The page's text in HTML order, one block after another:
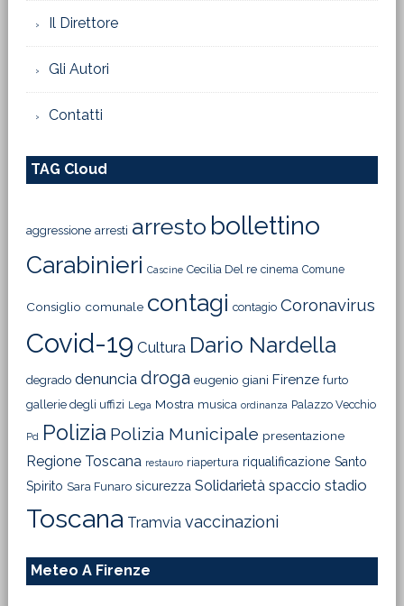
Il Direttore
Gli Autori
Contatti
TAG Cloud
aggressione arresti arresto bollettino
Carabinieri Cascine Cecilia Del re cinema Comune
Consiglio comunale contagi contagio Coronavirus
Covid-19 Cultura Dario Nardella
degrado denuncia droga eugenio giani Firenze furto
gallerie degli uffizi Lega Mostra musica ordinanza Palazzo Vecchio
Pd Polizia Polizia Municipale presentazione
Regione Toscana restauro riapertura riqualificazione Santo
Spirito Sara Funaro sicurezza Solidarietà spaccio stadio
Toscana Tramvia vaccinazioni
Meteo A Firenze